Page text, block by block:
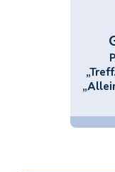
+43 (676) 858 70